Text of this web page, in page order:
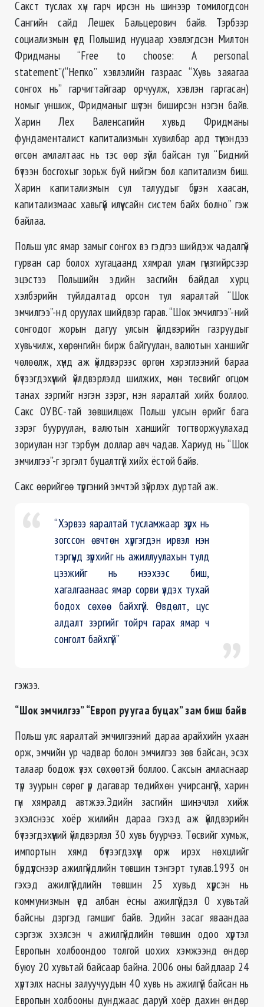
Сакст туслах хүн гарч ирсэн нь шинээр томилогдсон
Сангийн сайд Лешек Бальцерович байв. Тэрбээр
социализмын үед Польшид нууцаар хэвлэгдсэн Милтон
Фридманы “Free to choose: A personal
statement”(“Непко” хэвлэлийн газраас “Хувь заяагаа
сонгох нь” гарчигтайгаар орчуулж, хэвлэн гаргасан)
номыг уншиж, Фридманыг шүтэн биширсэн нэгэн байв.
Харин Лех Валенсагийн хувьд Фридманы
фундаменталист капитализмын хувилбар ард түмэндээ
өгсөн амлалтаас нь тэс өөр зүйл байсан тул “Бидний
бүтээн босгохыг зорьж буй нийгэм бол капитализм биш.
Харин капитализмын сул талуудыг бүрэн хаасан,
капитализмаас хавьгүй илүү сайн систем байх болно” гэж
байлаа.
Польш улс ямар замыг сонгох вэ гэдгээ шийдэж чадалгүй
гурван сар болох хугацаанд хямрал улам гүнзгийрсээр
эцэстээ Польшийн эдийн засгийн байдал хурц
хэлбэрийн туйлдалтад орсон тул яаралтай “Шок
эмчилгээ”-нд оруулах шийдвэр гарав. “Шок эмчилгээ”-ний
сонгодог жорын дагуу улсын үйлдвэрийн газруудыг
хувьчилж, хөрөнгийн бирж байгуулан, валютын ханшийг
чөлөөлж, хүнд аж үйлдвэрээс өргөн хэрэглээний бараа
бүтээгдэхүүний үйлдвэрлэлд шилжих, мөн төсвийг огцом
танах зэргийг нэгэн зэрэг, нэн яаралтай хийх боллоо.
Сакс ОУВС-тай зөвшилцөж Польш улсын өрийг бага
зэрэг бууруулан, валютын ханшийг тогтворжуулахад
зориулан нэг тэрбум доллар авч чадав. Хариуд нь “Шок
эмчилгээ”-г эргэлт буцалтгүй хийх ёстой байв.
Сакс өөрийгөө түргэний эмчтэй зүйрлэх дуртай аж.
“Хэрвээ яаралтай тусламжаар зүрх нь
зогссон өвчтөн хүргэгдэн ирвэл нэн
тэргүүнд зүрхийг нь ажиллуулахын тулд
цээжийг нь нээхээс биш,
хагалгаанаас ямар сорви үлдэх тухай
бодох сөхөө байхгүй. Өвдөлт, цус
алдалт зэргийг тойрч гарах ямар ч
сонголт байхгүй”
гэжээ.
“Шок эмчилгээ” “Европ руугаа буцах” зам биш байв
Польш улс яаралтай эмчилгээний дараа арайхийн ухаан
орж, эмчийн ур чадвар болон эмчилгээ зөв байсан, эсэх
талаар бодож үзэх сөхөөтэй боллоо. Саксын амласнаар
түр зуурын сөрөг үр дагавар төдийхөн учирсангүй, харин
гүн хямралд автжээ.Эдийн засгийн шинэчлэл хийж
эхэлснээс хоёр жилийн дараа гэхэд аж үйлдвэрийн
бүтээгдэхүүний үйлдвэрлэл 30 хувь буурчээ. Төсвийг хумьж,
импортын хямд бүтээгдэхүүн орж ирэх нөхцлийг
бүрдүүлснээр ажилгүйдлийн төвшин тэнгэрт тулав.1993 он
гэхэд ажилгүйдлийн төвшин 25 хувьд хүрсэн нь
коммунизмын үед албан ёсны ажилгүйдэл 0 хувьтай
байсны дэргэд гамшиг байв. Эдийн засаг яваандаа
сэргэж эхэлсэн ч ажилгүйдлийн төвшин одоо хүртэл
Европын холбоондоо толгой цохих хэмжээнд өндөр
буюу 20 хувьтай байсаар байна. 2006 оны байдлаар 24
хүртэлх насны залуучуудын 40 хувь нь ажилгүй байсан нь
Европын холбооны дунджаас даруй хоёр дахин өндөр